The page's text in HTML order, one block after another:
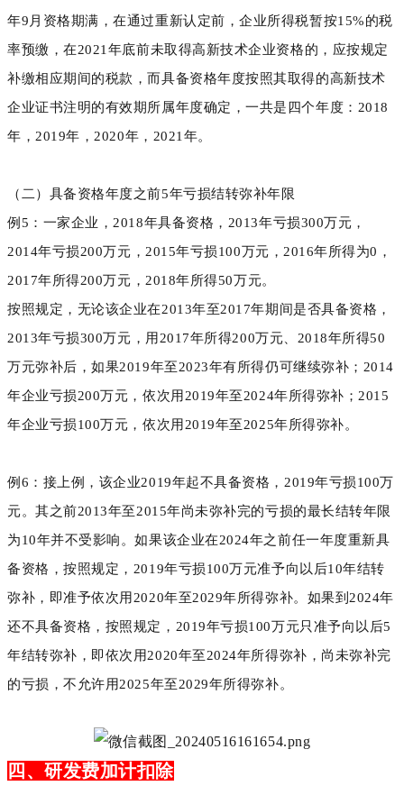
年9月资格期满，在通过重新认定前，企业所得税暂按15%的税
率预缴，在2021年底前未取得高新技术企业资格的，应按规定
补缴相应期间的税款，而具备资格年度按照其取得的高新技术
企业证书注明的有效期所属年度确定，一共是四个年度：2018
年，2019年，2020年，2021年。
（二）具备资格年度之前5年亏损结转弥补年限
例5：一家企业，2018年具备资格，2013年亏损300万元，
2014年亏损200万元，2015年亏损100万元，2016年所得为0，
2017年所得200万元，2018年所得50万元。
按照规定，无论该企业在2013年至2017年期间是否具备资格，
2013年亏损300万元，用2017年所得200万元、2018年所得50
万元弥补后，如果2019年至2023年有所得仍可继续弥补；2014
年企业亏损200万元，依次用2019年至2024年所得弥补；2015
年企业亏损100万元，依次用2019年至2025年所得弥补。
例6：接上例，该企业2019年起不具备资格，2019年亏损100万
元。其之前2013年至2015年尚未弥补完的亏损的最长结转年限
为10年并不受影响。如果该企业在2024年之前任一年度重新具
备资格，按照规定，2019年亏损100万元准予向以后10年结转
弥补，即准予依次用2020年至2029年所得弥补。如果到2024年
还不具备资格，按照规定，2019年亏损100万元只准予向以后5
年结转弥补，即依次用2020年至2024年所得弥补，尚未弥补完
的亏损，不允许用2025年至2029年所得弥补。
四、研发费加计扣除